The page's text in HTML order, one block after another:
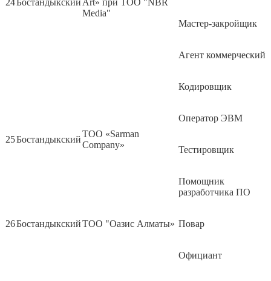
24Бостандыкский Art» при ТОО "NBR
Media"
Мастер-закройщик
Агент коммерческий
25Бостандыкский
ТОО «Sarman
Company»
Кодировщик
Оператор ЭВМ
Тестировщик
Помощник
разработчика ПО
26БостандыкскийТОО "Оазис Алматы» Повар
Официант